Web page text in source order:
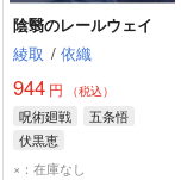
陰翳のレールウェイ
綾取 / 依織
944円 （税込）
呪術廻戦
五条悟
伏黒恵
×：在庫なし